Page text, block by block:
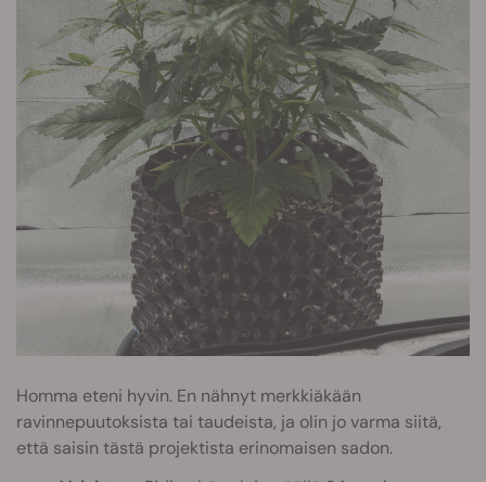
Homma eteni hyvin. En nähnyt merkkiäkään
ravinnepuutoksista tai taudeista, ja olin jo varma siitä,
että saisin tästä projektista erinomaisen sadon.